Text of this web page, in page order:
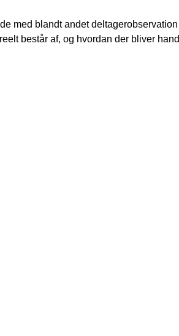
med blandt andet
består af, og hvordan der bliver